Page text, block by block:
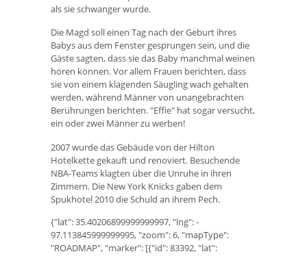
als sie schwanger wurde.
Die Magd soll einen Tag nach der Geburt ihres
Babys aus dem Fenster gesprungen sein, und die
Gäste sagten, dass sie das Baby manchmal weinen
hören können. Vor allem Frauen berichten, dass
sie von einem klagenden Säugling wach gehalten
werden, während Männer von unangebrachten
Berührungen berichten. "Effie" hat sogar versucht,
ein oder zwei Männer zu werben!
2007 wurde das Gebäude von der Hilton
Hotelkette gekauft und renoviert. Besuchende
NBA-Teams klagten über die Unruhe in ihren
Zimmern. Die New York Knicks gaben dem
Spukhotel 2010 die Schuld an ihrem Pech.
{"lat": 35.40206899999999997, "lng": -
97.113845999999995, "zoom": 6, "mapType":
"ROADMAP", "marker": [{"id": 83392, "lat":